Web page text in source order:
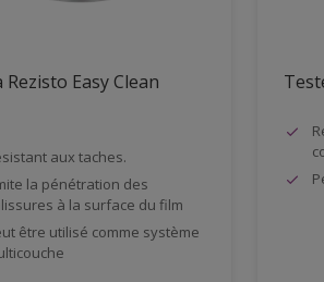
Rezisto Easy Clean
aux taches.
la pénétration des
à la surface du film
être utilisé comme système